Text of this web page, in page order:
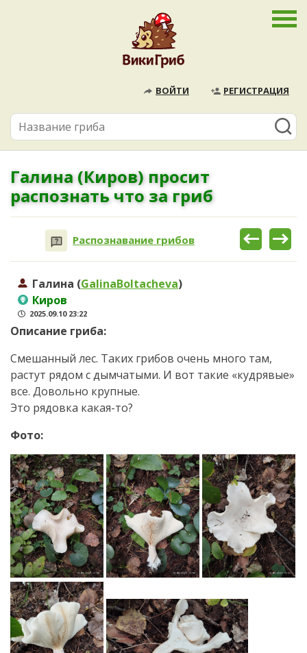
ВОЙТИ РЕГИСТРАЦИЯ
Галина (Киров) просит
распознать что за гриб
Распознавание грибов
Галина (GalinaBoltacheva)
Киров
2025.09.10 23:22
Описание гриба:
Смешанный лес. Таких грибов очень много там,
растут рядом с дымчатыми. И вот такие «кудрявые»
все. Довольно крупные.
Это рядовка какая-то?
Фото: